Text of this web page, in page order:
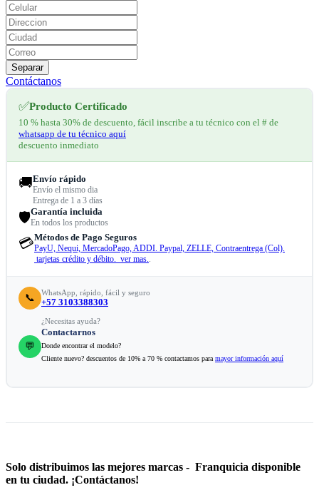
Separar
Contáctanos
✅Producto Certificado
10 % hasta 30% de descuento, fácil inscribe a tu técnico con el # de
whatsapp de tu técnico aquí
descuento inmediato
🚚Envío rápido
Envío el mismo dia
Entrega de 1 a 3 días
🛡️Garantía incluida
En todos los productos
💳Métodos de Pago Seguros
PayU, Nequi, MercadoPago, ADDI. Paypal, ZELLE, Contraentrega (Col).
tarjetas crédito y débito. ver mas..
📞 WhatsApp, rápido, fácil y seguro
+57 3103388303
💬
¿Necesitas ayuda?
Contactarnos
Donde encontrar el modelo?
Cliente nuevo? descuentos de 10% a 70 % contactamos para mayor información aquí
Solo distribuimos las mejores marcas - Franquicia disponible
en tu ciudad. ¡Contáctanos!